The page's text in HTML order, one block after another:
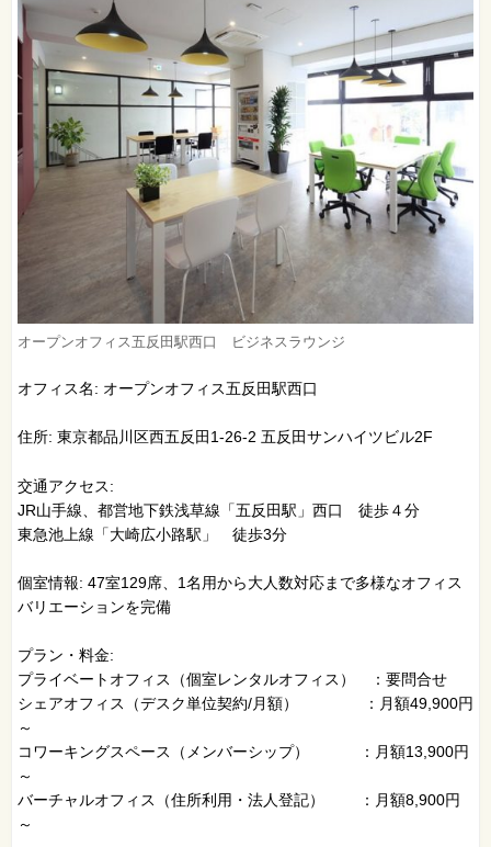
オープンオフィス五反田駅西口 ビジネスラウンジ
オフィス名: オープンオフィス五反田駅西口
住所: 東京都品川区西五反田1-26-2 五反田サンハイツビル2F
交通アクセス:
JR山手線、都営地下鉄浅草線「五反田駅」西口 徒歩４分
東急池上線「大崎広小路駅」 徒歩3分
個室情報: 47室129席、1名用から大人数対応まで多様なオフィス
バリエーションを完備
プラン・料金:
プライベートオフィス（個室レンタルオフィス） ：要問合せ
シェアオフィス（デスク単位契約/月額） ：月額49,900円
～
コワーキングスペース（メンバーシップ） ：月額13,900円
～
バーチャルオフィス（住所利用・法人登記） ：月額8,900円
～